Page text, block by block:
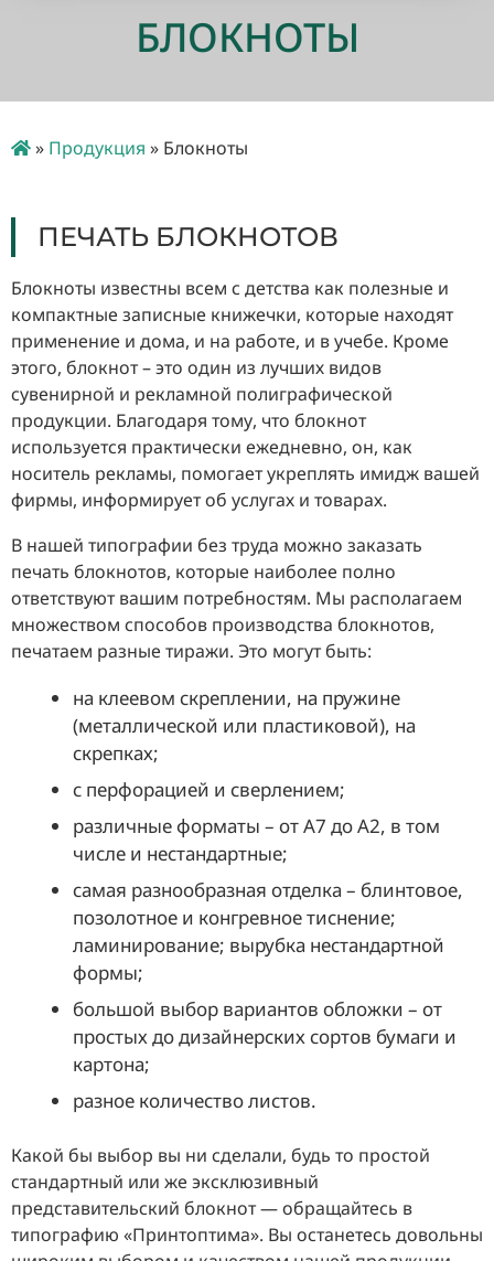
БЛОКНОТЫ
» Продукция » Блокноты
ПЕЧАТЬ БЛОКНОТОВ
Блокноты известны всем с детства как полезные и
компактные записные книжечки, которые находят
применение и дома, и на работе, и в учебе. Кроме
этого, блокнот – это один из лучших видов
сувенирной и рекламной полиграфической
продукции. Благодаря тому, что блокнот
используется практически ежедневно, он, как
носитель рекламы, помогает укреплять имидж вашей
фирмы, информирует об услугах и товарах.
В нашей типографии без труда можно заказать
печать блокнотов, которые наиболее полно
ответствуют вашим потребностям. Мы располагаем
множеством способов производства блокнотов,
печатаем разные тиражи. Это могут быть:
на клеевом скреплении, на пружине
(металлической или пластиковой), на
скрепках;
с перфорацией и сверлением;
различные форматы – от А7 до А2, в том
числе и нестандартные;
самая разнообразная отделка – блинтовое,
позолотное и конгревное тиснение;
ламинирование; вырубка нестандартной
формы;
большой выбор вариантов обложки – от
простых до дизайнерских сортов бумаги и
картона;
разное количество листов.
Какой бы выбор вы ни сделали, будь то простой
стандартный или же эксклюзивный
представительский блокнот — обращайтесь в
типографию «Принтоптима». Вы останетесь довольны